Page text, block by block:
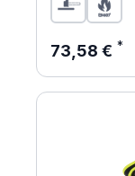
Regulärer
73,58 €